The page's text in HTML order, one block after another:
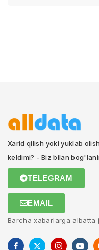
Xarid qilish yoki yuklab
keldimi? - Biz bilan
TELEGRAM
EMAIL
Barcha xabarlarga albatta